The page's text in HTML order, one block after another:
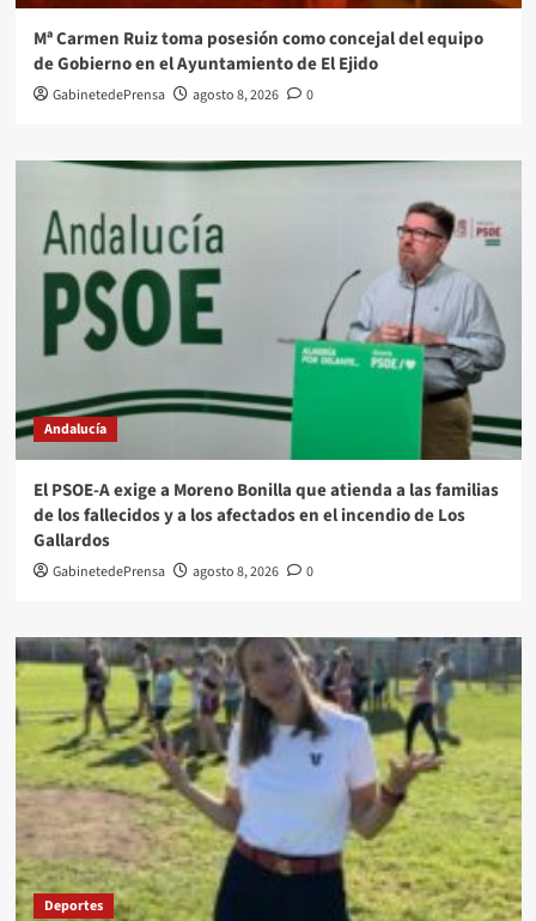
Mª Carmen Ruiz toma posesión como concejal del equipo
de Gobierno en el Ayuntamiento de El Ejido
GabinetedePrensa agosto 8, 2026 0
Andalucía
El PSOE-A exige a Moreno Bonilla que atienda a las familias
de los fallecidos y a los afectados en el incendio de Los
Gallardos
GabinetedePrensa agosto 8, 2026 0
Deportes